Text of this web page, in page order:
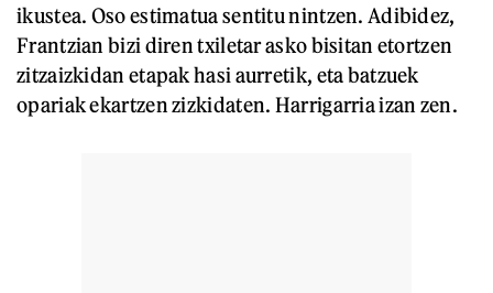
ikustea. Oso estimatua sentitu nintzen. Adibidez,
Frantzian bizi diren txiletar asko bisitan etortzen
zitzaizkidan etapak hasi aurretik, eta batzuek
opariak ekartzen zizkidaten. Harrigarria izan zen.